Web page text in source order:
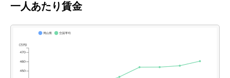
一人あたり賃金